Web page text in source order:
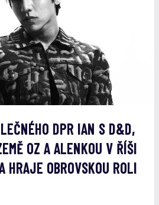
DPR IAN S D&D,
OZ A ALENKOU V ŘÍŠI
HRAJE OBROVSKOU ROLI